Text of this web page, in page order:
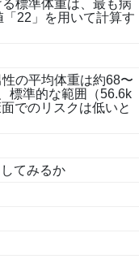
標準体重は、最も病
22」を用いて計算す
の平均体重は約68〜
標準的な範囲（56.6k
でのリスクは低いと
てみるか